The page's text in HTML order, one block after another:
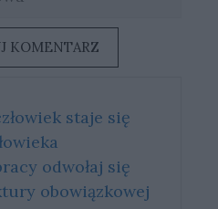
staje się
od­wo­łaj się
obo­wiąz­ko­wej